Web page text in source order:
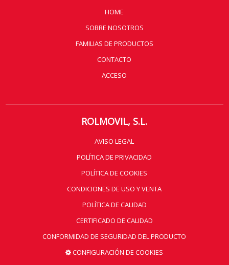
HOME
SOBRE NOSOTROS
FAMILIAS DE PRODUCTOS
CONTACTO
ACCESO
ROLMOVIL, S.L.
AVISO LEGAL
POLÍTICA DE PRIVACIDAD
POLÍTICA DE COOKIES
CONDICIONES DE USO Y VENTA
POLÍTICA DE CALIDAD
CERTIFICADO DE CALIDAD
CONFORMIDAD DE SEGURIDAD DEL PRODUCTO
CONFIGURACIÓN DE COOKIES